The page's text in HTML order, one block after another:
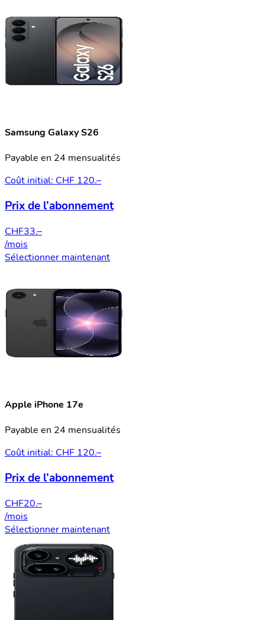
Samsung Galaxy S26
Payable en 24 mensualités
Coût initial: CHF 120.–
Prix de l’abonnement
CHF33.–
/mois
Sélectionner maintenant
Apple iPhone 17e
Payable en 24 mensualités
Coût initial: CHF 120.–
Prix de l’abonnement
CHF20.–
/mois
Sélectionner maintenant